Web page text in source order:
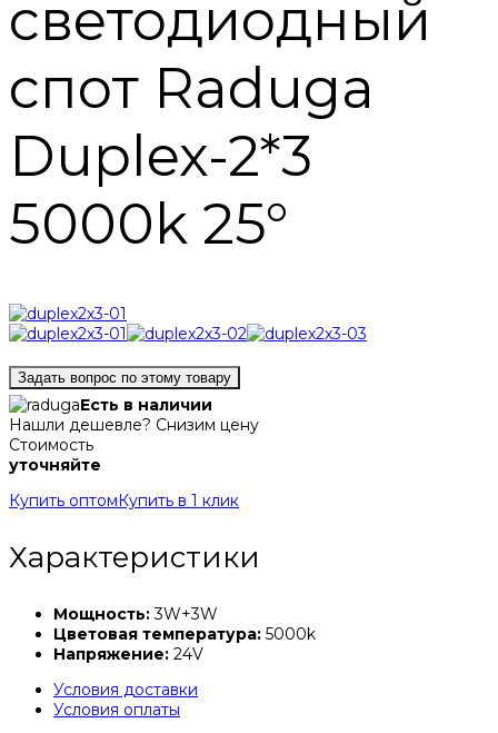
светодиодный
спот Raduga
Duplex-2*3
5000k 25°
Задать вопрос по этому товару
Есть в наличии
Нашли дешевле? Снизим цену
Стоимость
уточняйте
Купить оптом Купить в 1 клик
Характеристики
Мощность:3W+3W
Цветовая температура: 5000k
Напряжение: 24V
Условия доставки
Условия оплаты